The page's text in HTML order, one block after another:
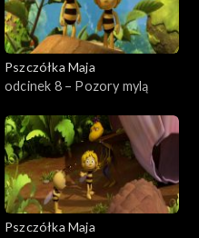
Pszczółka Maja
odcinek 8 – Pozory mylą
Pszczółka Maja